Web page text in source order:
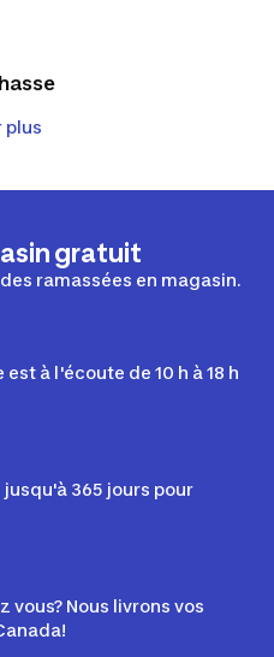
plus
gratuit
ramassées en magasin.
à l'écoute de 10 h à 18 h
365 jours pour
vous? Nous livrons vos